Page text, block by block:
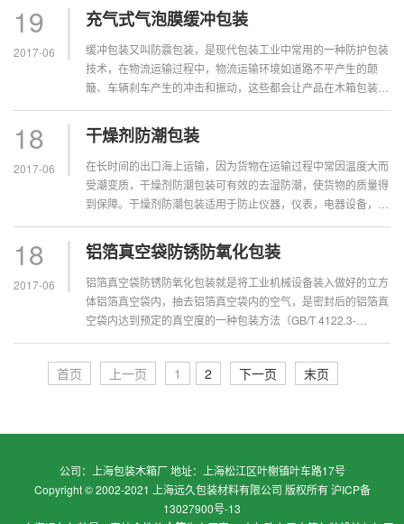
的表面上形成保护膜，切断金属离子与水、氧气接触...
19
2017-06
充气式气泡膜缓冲包装
缓冲包装又叫防震包装，是现代包装工业中常用的一种防护包装
技术，在物流运输过程中，物流运输环境如道路不平产生的颠
簸、车辆刹车产生的冲击和振动，这些都会让产品在木箱包装内
具有能够吸收冲击或振动能量的缓冲材料是产品不受物理损伤的
一种包装方法（GB/T...
18
2017-06
干燥剂防潮包装
在长时间的出口海上运输，因为货物在运输过程中常因温度大而
受潮变质，干燥剂防潮包装可有效的去湿防潮，使货物的质量得
到保障。干燥剂防潮包装适用于防止仪器，仪表，电器设备，药
也有广泛的应用。...
18
2017-06
铝箔真空袋防锈防氧化包装
铝箔真空袋防锈防氧化包装就是将工业机械设备装入做好的立方
体铝箔真空袋内，抽去铝箔真空袋内的空气，是密封后的铝箔真
空袋内达到预定的真空度的一种包装方法（GB/T 4122.3-
备等出口产品...
首页 上一页 1 2 下一页 末页
公司：上海包装木箱厂 地址：上海松江区叶榭镇叶车路17号
Copyright © 2002-2021 上海远久包装材料有限公司 版权所有沪ICP备
13027900号-13